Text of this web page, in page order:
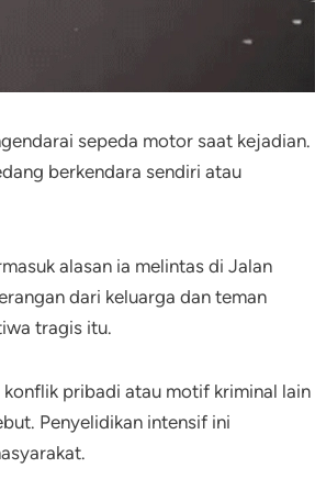
sepeda motor saat kejadian.
berkendara sendiri atau
alasan ia melintas di Jalan
dari keluarga dan teman
tragis itu.
konflik pribadi atau motif kriminal lain
Penyelidikan intensif ini